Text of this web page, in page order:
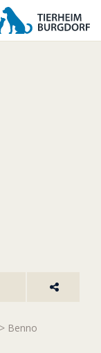
> Benno